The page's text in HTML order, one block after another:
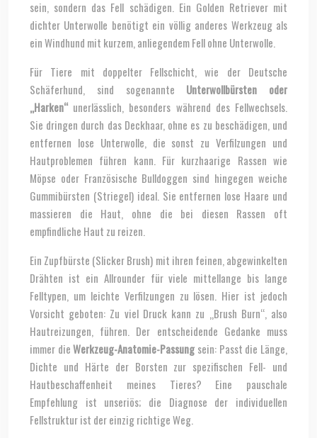
sein, sondern das Fell schädigen. Ein Golden Retriever mit
dichter Unterwolle benötigt ein völlig anderes Werkzeug als
ein Windhund mit kurzem, anliegendem Fell ohne Unterwolle.
Für Tiere mit doppelter Fellschicht, wie der Deutsche
Schäferhund, sind sogenannte Unterwollbürsten oder
„Harken“unerlässlich, besonders während des Fellwechsels.
Sie dringen durch das Deckhaar, ohne es zu beschädigen, und
entfernen lose Unterwolle, die sonst zu Verfilzungen und
Hautproblemen führen kann. Für kurzhaarige Rassen wie
Möpse oder Französische Bulldoggen sind hingegen weiche
Gummibürsten (Striegel) ideal. Sie entfernen lose Haare und
massieren die Haut, ohne die bei diesen Rassen oft
empfindliche Haut zu reizen.
Ein Zupfbürste (Slicker Brush) mit ihren feinen, abgewinkelten
Drähten ist ein Allrounder für viele mittellange bis lange
Felltypen, um leichte Verfilzungen zu lösen. Hier ist jedoch
Vorsicht geboten: Zu viel Druck kann zu „Brush Burn“, also
Hautreizungen, führen. Der entscheidende Gedanke muss
immer dieWerkzeug-Anatomie-Passung sein: Passt die Länge,
Dichte und Härte der Borsten zur spezifischen Fell- und
Hautbeschaffenheit meines Tieres? Eine pauschale
Empfehlung ist unseriös; die Diagnose der individuellen
Fellstruktur ist der einzig richtige Weg.